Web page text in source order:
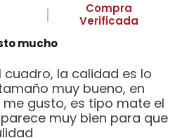
Compra
Verificada
mucho
la calidad es lo
muy bueno, en
gusto, es tipo mate el
muy bien para que